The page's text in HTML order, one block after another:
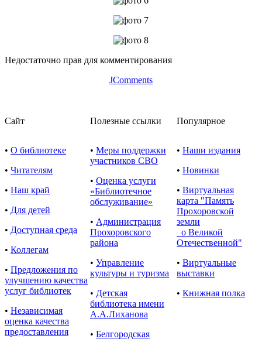
Недостаточно прав для комментирования
JComments
Сайт Полезные ссылки Популярное
• О библиотеке
• Читателям
• Наш край
• Для детей
• Доступная среда
• Коллегам
• Предложения по
улучшению качества
услуг библиотек
• Независимая
оценка качества
предоставления
• Меры поддержки
участников СВО
• Оценка услуги
«Библиотечное
обслуживание»
• Администрация
Прохоровского
района
• Управление
культуры и туризма
• Детская
библиотека имени
А.А.Лиханова
• Белгородская
• Наши издания
• Новинки
• Виртуальная
карта "Память
Прохоровской
земли
о Великой
Отечественной"
• Виртуальные
выставки
• Книжная полка